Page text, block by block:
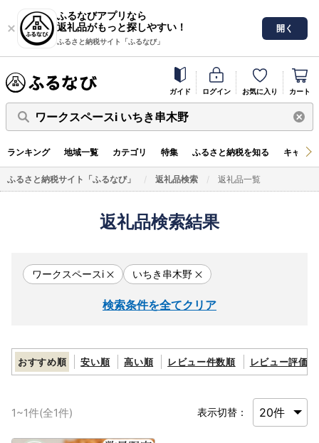
ふるなびアプリなら
返礼品がもっと探しやすい！
ふるさと納税サイト「ふるなび」
開く
ガイド ログイン お気に入り カート
ワークスペースi いちき串木野
ランキング 地域一覧 カテゴリ 特集 ふるさと納税を知る キャン
ふるさと納税サイト「ふるなび」 返礼品検索 返礼品一覧
返礼品検索結果
ワークスペースi いちき串木野
検索条件を全てクリア
おすすめ順 安い順 高い順 レビュー件数順 レビュー評価順
1~1件(全1件) 表示切替：